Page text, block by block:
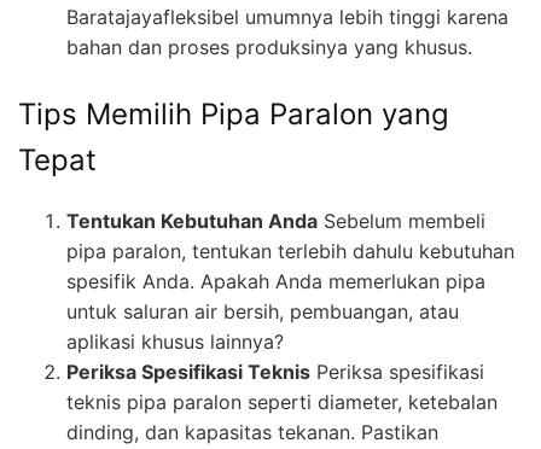
Baratajayafleksibel umumnya lebih tinggi karena
bahan dan proses produksinya yang khusus.
Tips Memilih Pipa Paralon yang
Tepat
Tentukan Kebutuhan Anda Sebelum membeli
pipa paralon, tentukan terlebih dahulu kebutuhan
spesifik Anda. Apakah Anda memerlukan pipa
untuk saluran air bersih, pembuangan, atau
aplikasi khusus lainnya?
Periksa Spesifikasi Teknis Periksa spesifikasi
teknis pipa paralon seperti diameter, ketebalan
dinding, dan kapasitas tekanan. Pastikan